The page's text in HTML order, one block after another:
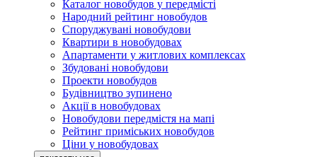
Каталог новобудов у передмісті
Народний рейтинг новобудов
Споруджувані новобудови
Квартири в новобудовах
Апартаменти у житлових комплексах
Збудовані новобудови
Проекти новобудов
Будівництво зупинено
Акції в новобудовах
Новобудови передмістя на мапі
Рейтинг приміських новобудов
Ціни у новобудовах